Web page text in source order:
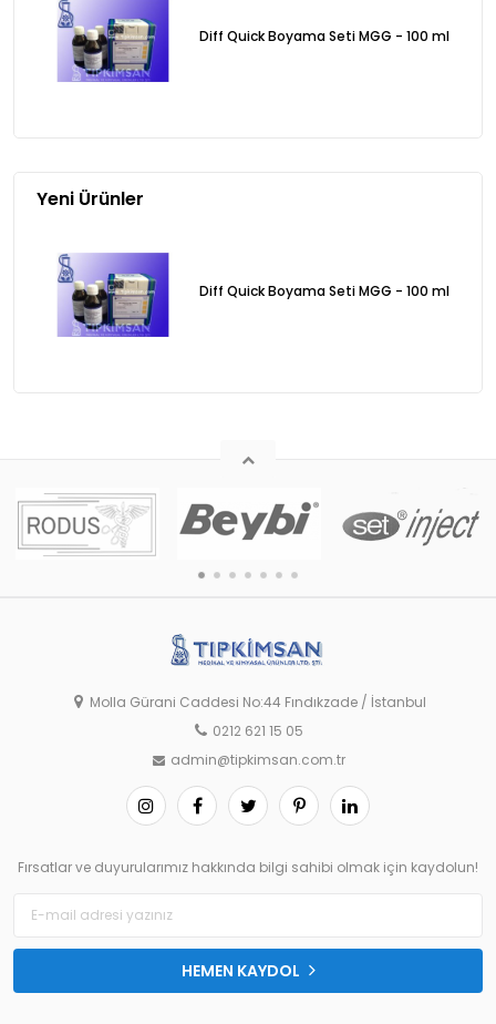
Diff Quick Boyama Seti MGG - 100 ml
Yeni Ürünler
Diff Quick Boyama Seti MGG - 100 ml
Molla Gürani Caddesi No:44 Fındıkzade / İstanbul
0212 621 15 05
admin@tipkimsan.com.tr
Fırsatlar ve duyurularımız hakkında bilgi sahibi olmak için kaydolun!
HEMEN KAYDOL